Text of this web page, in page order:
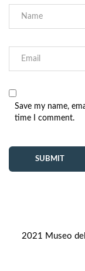
Save my name,
time I comment.
2021 Museo